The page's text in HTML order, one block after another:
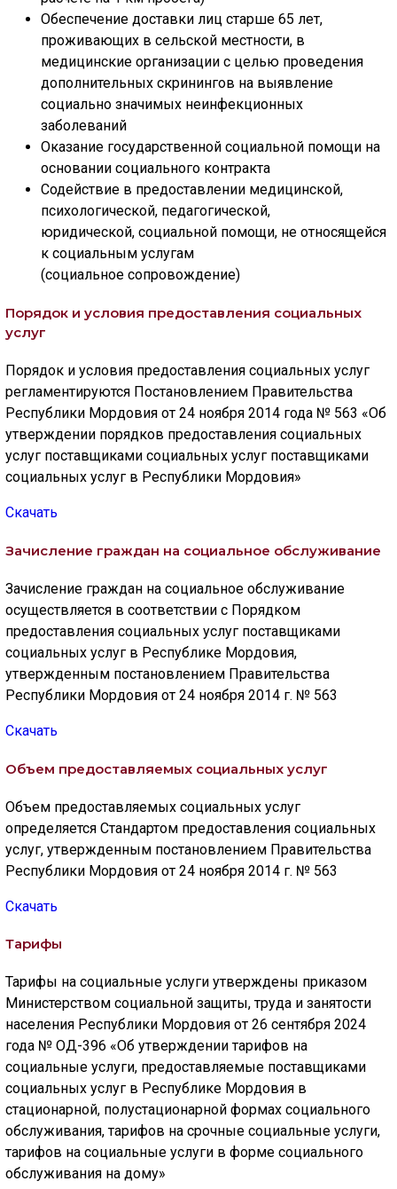
Обеспечение доставки лиц старше 65 лет,
проживающих в сельской местности, в
медицинские организации с целью проведения
дополнительных скринингов на выявление
социально значимых неинфекционных
заболеваний
Оказание государственной социальной помощи на
основании социального контракта
Содействие в предоставлении медицинской,
психологической, педагогической,
юридической, социальной помощи, не относящейся
к социальным услугам
(социальное сопровождение)
Порядок и условия предоставления социальных
услуг
Порядок и условия предоставления социальных услуг
регламентируются Постановлением Правительства
Республики Мордовия от 24 ноября 2014 года № 563 «Об
утверждении порядков предоставления социальных
услуг поставщиками социальных услуг поставщиками
социальных услуг в Республики Мордовия»
Скачать
Зачисление граждан на социальное обслуживание
Зачисление граждан на социальное обслуживание
осуществляется в соответствии с Порядком
предоставления социальных услуг поставщиками
социальных услуг в Республике Мордовия,
утвержденным постановлением Правительства
Республики Мордовия от 24 ноября 2014 г. № 563
Скачать
Объем предоставляемых социальных услуг
Объем предоставляемых социальных услуг
определяется Стандартом предоставления социальных
услуг, утвержденным постановлением Правительства
Республики Мордовия от 24 ноября 2014 г. № 563
Скачать
Тарифы
Тарифы на социальные услуги утверждены приказом
Министерством социальной защиты, труда и занятости
населения Республики Мордовия от 26 сентября 2024
года № ОД-396 «Об утверждении тарифов на
социальные услуги, предоставляемые поставщиками
социальных услуг в Республике Мордовия в
стационарной, полустационарной формах социального
обслуживания, тарифов на срочные социальные услуги,
тарифов на социальные услуги в форме социального
обслуживания на дому»